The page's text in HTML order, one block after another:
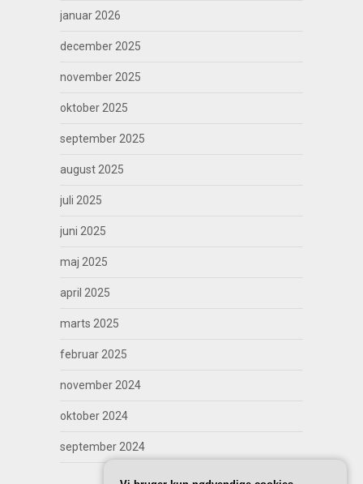
januar 2026
december 2025
november 2025
oktober 2025
september 2025
august 2025
juli 2025
juni 2025
maj 2025
april 2025
marts 2025
februar 2025
november 2024
oktober 2024
september 2024